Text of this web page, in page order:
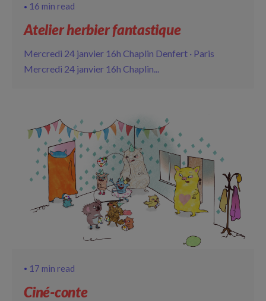
16 min read
Atelier herbier fantastique
Mercredi 24 janvier 16h Chaplin Denfert · Paris
Mercredi 24 janvier 16h Chaplin...
17 min read
Ciné-conte